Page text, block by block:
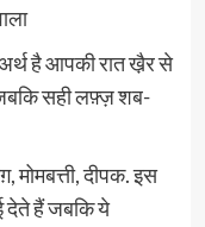
है आपकी रात खै़र से
सही लफ़्ज़ शब-
मोमबत्ती, दीपक. इस
देते हैं जबकि ये